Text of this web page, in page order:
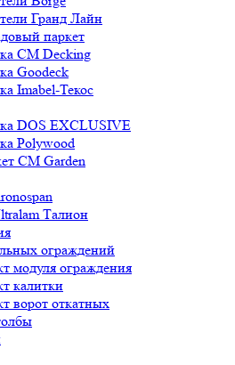
Гранд Лайн
паркет
CM Decking
Goodeck
Imabel-Текос
DOS EXCLUSIVE
Polywood
CM Garden
Талион
ограждений
модуля ограждения
калитки
ворот откатных